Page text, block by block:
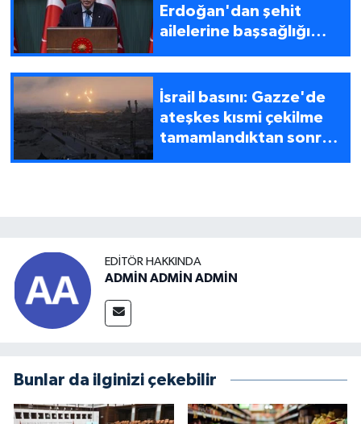
Erdoğan'dan şehit
ailelerine başsağlığı
İsrail basını: Gazze'de
ateşkes kısmi çekilme
tamamlandıktan sonra
EDITÖR HAKKINDA
ADMİN ADMİN ADMİN
Bunlar da ilginizi çekebilir